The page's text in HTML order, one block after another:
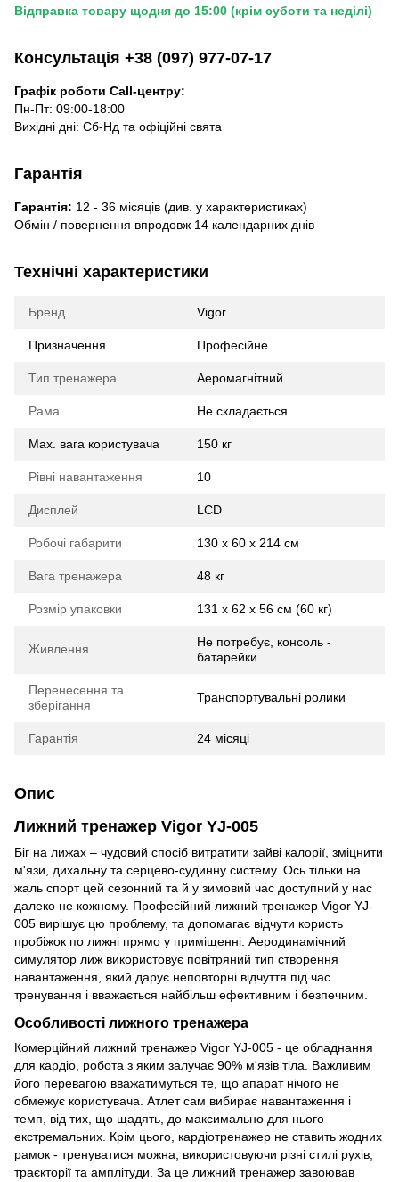
Відправка товару щодня до 15:00 (крім суботи та неділі)
Консультація +38 (097) 977-07-17
Графік роботи Call-центру:
Пн-Пт: 09:00-18:00
Вихідні дні: Сб-Нд та офіційні свята
Гарантія
Гарантія: 12 - 36 місяців (див. у характеристиках)
Обмін / повернення впродовж 14 календарних днів
Технічні характеристики
Бренд Vigor
Призначення Професійне
Тип тренажера Аеромагнітний
Рама Не складається
Max. вага користувача 150 кг
Рівні навантаження 10
Дисплей LCD
Робочі габарити 130 х 60 х 214 см
Вага тренажера 48 кг
Розмір упаковки 131 х 62 х 56 см (60 кг)
Живлення
Не потребує, консоль -
батарейки
Перенесення та
зберігання
Транспортувальні ролики
Гарантія 24 місяці
Опис
Лижний тренажер Vigor YJ-005
Біг на лижах – чудовий спосіб витратити зайві калорії, зміцнити
м'язи, дихальну та серцево-судинну систему. Ось тільки на
жаль спорт цей сезонний та й у зимовий час доступний у нас
далеко не кожному. Професійний лижний тренажер Vigor YJ-
005 вирішує цю проблему, та допомагає відчути користь
пробіжок по лижні прямо у приміщенні. Аеродинамічний
симулятор лиж використовує повітряний тип створення
навантаження, який дарує неповторні відчуття під час
тренування і вважається найбільш ефективним і безпечним.
Особливості лижного тренажера
Комерційний лижний тренажер Vigor YJ-005 - це обладнання
для кардіо, робота з яким залучає 90% м'язів тіла. Важливим
його перевагою вважатимуться те, що апарат нічого не
обмежує користувача. Атлет сам вибирає навантаження і
темп, від тих, що щадять, до максимально для нього
екстремальних. Крім цього, кардіотренажер не ставить жодних
рамок - тренуватися можна, використовуючи різні стилі рухів,
траєкторії та амплітуди. За це лижний тренажер завоював